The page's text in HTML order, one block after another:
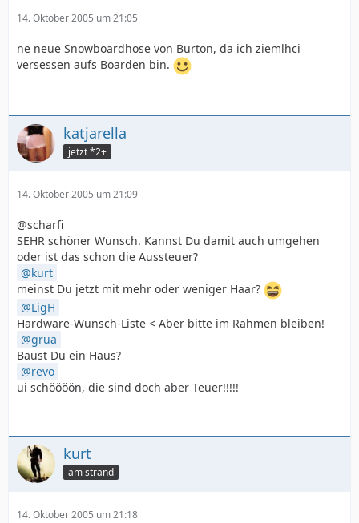
14. Oktober 2005 um 21:05
ne neue Snowboardhose von Burton, da ich ziemlhci
versessen aufs Boarden bin.
katjarella
jetzt *2+
14. Oktober 2005 um 21:09
@scharfi
SEHR schöner Wunsch. Kannst Du damit auch umgehen
oder ist das schon die Aussteuer?
kurt
meinst Du jetzt mit mehr oder weniger Haar?
LigH
Hardware-Wunsch-Liste < Aber bitte im Rahmen bleiben!
grua
Baust Du ein Haus?
revo
ui schöööön, die sind doch aber Teuer!!!!!
kurt
am strand
14. Oktober 2005 um 21:18